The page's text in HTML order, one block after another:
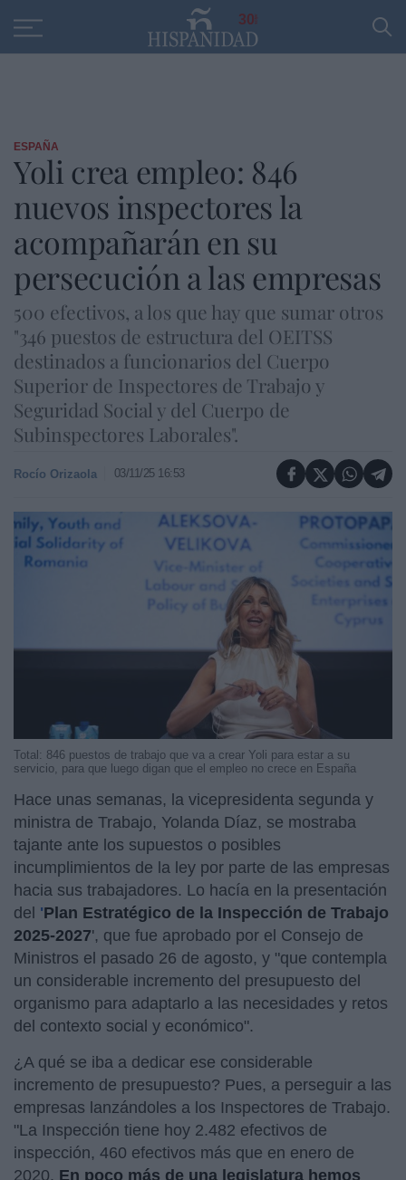
30
ESPAÑA
Yoli crea empleo: 846
nuevos inspectores la
acompañarán en su
persecución a las empresas
500 efectivos, a los que hay que sumar otros
"346 puestos de estructura del OEITSS
destinados a funcionarios del Cuerpo
Superior de Inspectores de Trabajo y
Seguridad Social y del Cuerpo de
Subinspectores Laborales".
Rocío Orizaola 03/11/25 16:53
Total: 846 puestos de trabajo que va a crear Yoli para estar a su
servicio, para que luego digan que el empleo no crece en España
Hace unas semanas, la vicepresidenta segunda y
ministra de Trabajo, Yolanda Díaz, se mostraba
tajante ante los supuestos o posibles
incumplimientos de la ley por parte de las empresas
hacia sus trabajadores. Lo hacía en la presentación
del 'Plan Estratégico de la Inspección de Trabajo
2025-2027', que fue aprobado por el Consejo de
Ministros el pasado 26 de agosto, y "que contempla
un considerable incremento del presupuesto del
organismo para adaptarlo a las necesidades y retos
del contexto social y económico".
¿A qué se iba a dedicar ese considerable
incremento de presupuesto? Pues, a perseguir a las
empresas lanzándoles a los Inspectores de Trabajo.
"La Inspección tiene hoy 2.482 efectivos de
inspección, 460 efectivos más que en enero de
2020. En poco más de una legislatura hemos